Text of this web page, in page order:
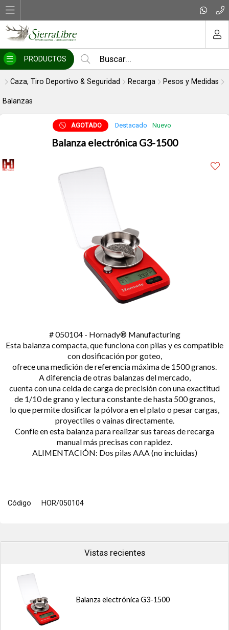
Enviar
PRODUCTOS
Caza, Tiro Deportivo & Seguridad Recarga Pesos y Medidas
Balanzas
AGOTADO Destacado Nuevo
Balanza electrónica G3-1500
# 050104 - Hornady® Manufacturing
Esta balanza compacta, que funciona con pilas y es compatible
con dosificación por goteo,
ofrece una medición de referencia máxima de 1500 granos.
A diferencia de otras balanzas del mercado,
cuenta con una celda de carga de precisión con una exactitud
de 1/10 de grano y lectura constante de hasta 500 granos,
lo que permite dosificar la pólvora en el plato o pesar cargas,
proyectiles o vainas directamente.
Confíe en esta balanza para realizar sus tareas de recarga
manual más precisas con rapidez.
ALIMENTACIÓN: Dos pilas AAA (no incluidas)
Código HOR/050104
Vistas recientes
Balanza electrónica G3-1500